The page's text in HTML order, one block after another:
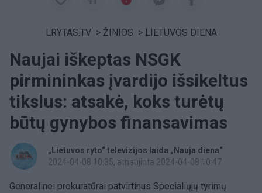
LRYTAS.TV > ŽINIOS > LIETUVOS DIENA
Naujai iškeptas NSGK
pirmininkas įvardijo išsikeltus
tikslus: atsakė, koks turėtų
būtų gynybos finansavimas
„Lietuvos ryto“ televizijos laida „Nauja diena“
2024-04-08 10:35, atnaujinta 2024-04-08 10:47
Generalinei prokuratūrai patvirtinus Specialiųjų tyrimų